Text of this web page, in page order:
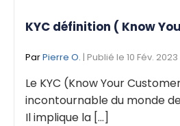
KYC définition ( Know
ParPierre O. | Publié le 10 Fév. 2023
Le KYC (Know Your
incontournable du monde
Il implique la [...]